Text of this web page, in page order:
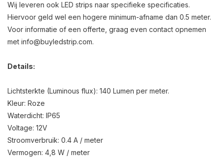
Wij leveren ook LED strips naar specifieke specificaties.
Hiervoor geld wel een hogere minimum-afname dan 0.5 meter.
Voor informatie of een offerte, graag even contact opnemen
met info@buyledstrip.com.
Details:
Lichtsterkte (Luminous flux): 140 Lumen per meter.
Kleur: Roze
Waterdicht: IP65
Voltage: 12V
Stroomverbruik: 0.4 A / meter
Vermogen: 4,8 W / meter